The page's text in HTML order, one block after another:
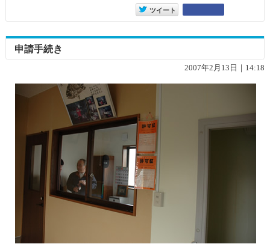
entry1863
ツイート
申請手続き
2007年2月13日｜14:18